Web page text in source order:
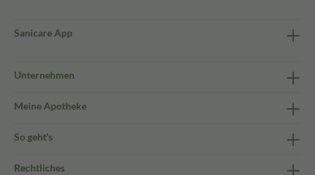
Sanicare App
Unternehmen
Meine Apotheke
So geht's
Rechtliches